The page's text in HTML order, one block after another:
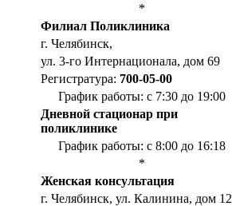
*
Филиал Поликлиника
г. Челябинск,
ул. 3-го Интернационала, дом 69
Регистратура: 700-05-00
График работы: с 7:30 до 19:00
Дневной стационар при
поликлинике
График работы: с 8:00 до 16:18
*
Женская консультация
г. Челябинск, ул. Калинина, дом 12